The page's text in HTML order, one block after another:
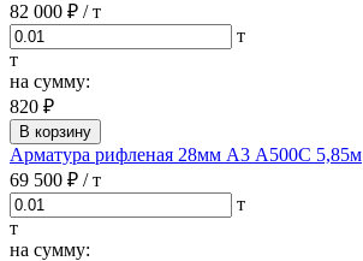
82 000 ₽ / т
т
т
на сумму:
820 ₽
В корзину
Арматура рифленая 28мм А3 А500С 5,85м
69 500 ₽ / т
т
т
на сумму: